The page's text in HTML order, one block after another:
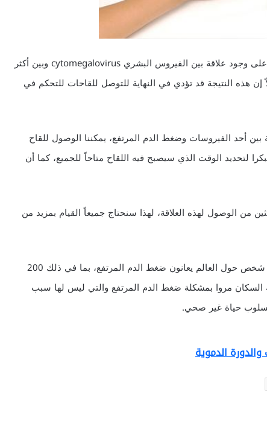
اكتشف فريق البحث من مستشفى بكين للقلب أول دليل على وجود علاقة بين الفيروس البشري cytomegalovirus وبين أكثر
هذه النتيجة قد تؤدي في النهاية للتوصل للقاحات للتحكم في
بين أحد الفيروسات وضغط الدم المرتفع، يمكننا الوصول للقاح
لتحديد الوقت الذي سيصبح فيه اللقاح متاحاً للجميع، كما أن
من الوصول لهذه العلاقة، لهذا سنحتاج جميعاً القيام بمزيد من
وذكرت منظمة الصحة العالمية أن هناك ما يقرب من مليار شخص حول العالم يعانون ضغط الدم المرتفع، بما في ذلك 200
مروا بمشكلة ضغط الدم المرتفع والتي ليس لها سبب
أسلوب حياة غير صحي.
الدموية